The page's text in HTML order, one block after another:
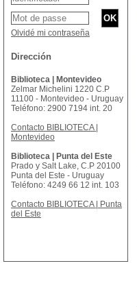
Olvidé mi contraseña
Dirección
Biblioteca | Montevideo
Zelmar Michelini 1220 C.P
11100 - Montevideo - Uruguay
Teléfono: 2900 7194 int. 20
Contacto BIBLIOTECA |
Montevideo
Biblioteca | Punta del Este
Prado y Salt Lake, C.P 20100
Punta del Este - Uruguay
Teléfono: 4249 66 12 int. 103
Contacto BIBLIOTECA | Punta
del Este